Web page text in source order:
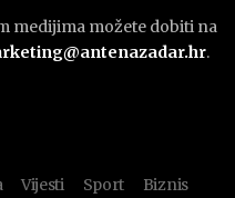
medijima možete dobiti na
.
Vijesti Sport
Biznis